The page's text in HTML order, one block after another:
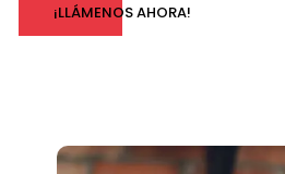
¡LLÁMENOS AHORA!